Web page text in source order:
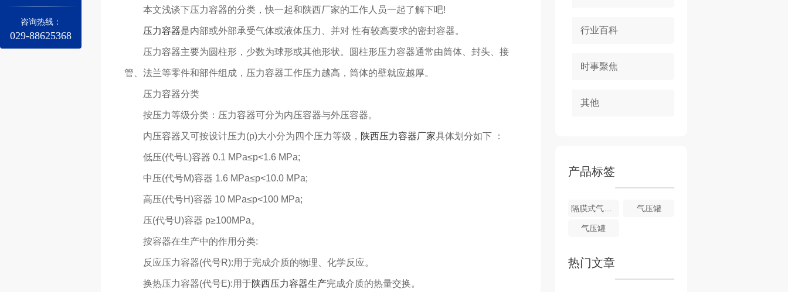
本文浅谈下压力容器的分类，快一起和陕西厂家的工作人员一起了解下吧!
压力容器是内部或外部承受气体或液体压力、并对 性有较高要求的密封容器。
压力容器主要为圆柱形，少数为球形或其他形状。圆柱形压力容器通常由筒体、封头、接
管、法兰等零件和部件组成，压力容器工作压力越高，筒体的壁就应越厚。
压力容器分类
按压力等级分类：压力容器可分为内压容器与外压容器。
内压容器又可按设计压力(p)大小分为四个压力等级， 陕西压力容器厂家具体划分如下 ：
低压(代号L)容器 0.1 MPa≤p<1.6 MPa;
中压(代号M)容器 1.6 MPa≤p<10.0 MPa;
高压(代号H)容器 10 MPa≤p<100 MPa;
压(代号U)容器 p≥100MPa。
按容器在生产中的作用分类:
反应压力容器(代号R):用于完成介质的物理、化学反应。
换热压力容器(代号E):用于陕西压力容器生产完成介质的热量交换。
行业百科
时事聚焦
其他
产品标签
隔膜式气压罐 气压罐
气压罐
热门文章
咨询热线：
029-88625368